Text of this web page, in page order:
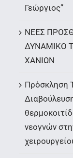
Γεώργιος”
ΝΕΕΣ
ΔΥΝΑΜΙΚΟ
ΧΑΝΙΩΝ
Πρόσκληση
νεογνών